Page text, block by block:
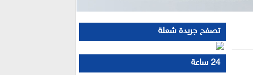
تصفح جريدة شعلة
24 ساعة